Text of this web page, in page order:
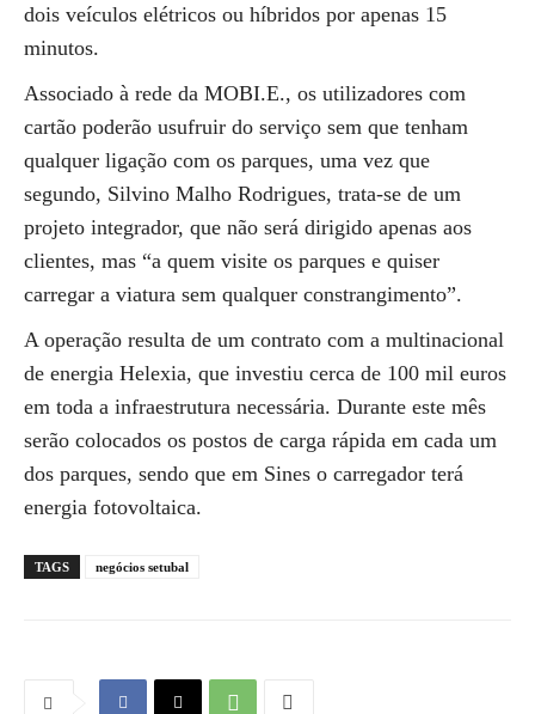
dois veículos elétricos ou híbridos por apenas 15
minutos.
Associado à rede da MOBI.E., os utilizadores com
cartão poderão usufruir do serviço sem que tenham
qualquer ligação com os parques, uma vez que
segundo, Silvino Malho Rodrigues, trata-se de um
projeto integrador, que não será dirigido apenas aos
clientes, mas “a quem visite os parques e quiser
carregar a viatura sem qualquer constrangimento”.
A operação resulta de um contrato com a multinacional
de energia Helexia, que investiu cerca de 100 mil euros
em toda a infraestrutura necessária. Durante este mês
serão colocados os postos de carga rápida em cada um
dos parques, sendo que em Sines o carregador terá
energia fotovoltaica.
TAGS negócios setubal